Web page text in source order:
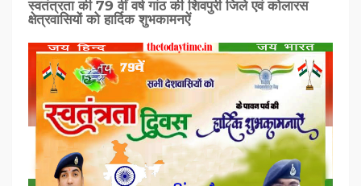
स्वतंत्रता की 79 वीं वर्ष गांठ की शिवपुरी जिले एवं कोलारस
क्षेत्रवासियों को हार्दिक शुभकामनऐं